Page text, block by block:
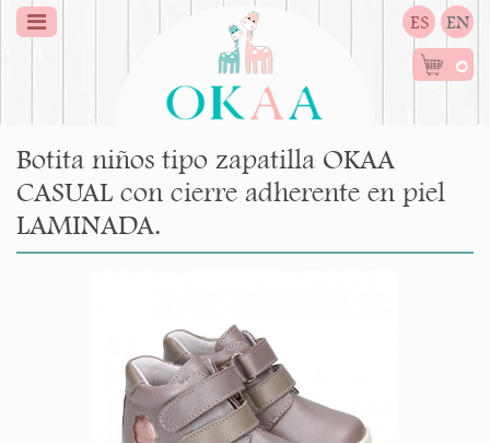
ES EN
0
Botita niños tipo zapatilla OKAA
CASUAL con cierre adherente en piel
LAMINADA.